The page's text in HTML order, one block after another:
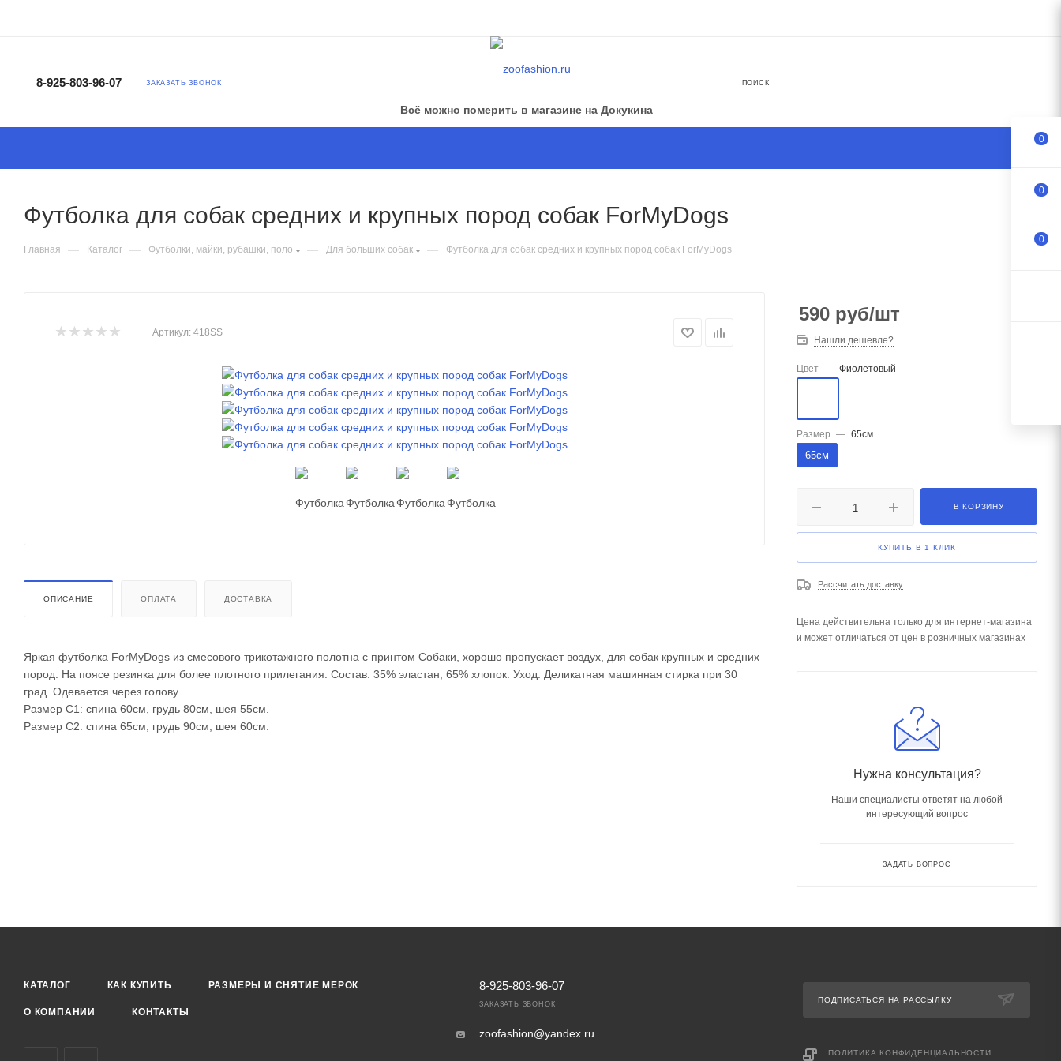
8-925-803-96-07 ЗАКАЗАТЬ ЗВОНОК
Всё можно померить в магазине на Докукина
ПОИСК
Футболка для собак средних и крупных пород собак ForMyDogs
Главная — Каталог — Футболки, майки, рубашки, поло — Для больших собак — Футболка для собак средних и крупных пород собак ForMyDogs
Артикул: 418SS
ОПИСАНИЕ ОПЛАТА ДОСТАВКА
Яркая футболка ForMyDogs из смесового трикотажного полотна с принтом Собаки, хорошо пропускает воздух, для собак крупных и средних
пород. На поясе резинка для более плотного прилегания. Состав: 35% эластан, 65% хлопок. Уход: Деликатная машинная стирка при 30
град. Одевается через голову.
Размер C1: спина 60см, грудь 80см, шея 55см.
Размер C2: спина 65см, грудь 90см, шея 60см.
590 руб/шт
Нашли дешевле?
Цвет — Фиолетовый
Размер — 65см
65см
В КОРЗИНУ
КУПИТЬ В 1 КЛИК
Рассчитать доставку
Цена действительна только для интернет-магазина
и может отличаться от цен в розничных магазинах
Нужна консультация?
Наши специалисты ответят на любой
интересующий вопрос
ЗАДАТЬ ВОПРОС
КАТАЛОГ КАК КУПИТЬ РАЗМЕРЫ И СНЯТИЕ МЕРОК
О КОМПАНИИ КОНТАКТЫ
8-925-803-96-07
ЗАКАЗАТЬ ЗВОНОК
zoofashion@yandex.ru
ПОДПИСАТЬСЯ НА РАССЫЛКУ
ПОЛИТИКА КОНФИДЕНЦИАЛЬНОСТИ
0
0
0